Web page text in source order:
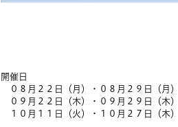
開催日
０８月２２日（月）・０８月２９日（月）
０９月２２日（木）・０９月２９日（木）
１０月１１日（火）・１０月２７日（木）